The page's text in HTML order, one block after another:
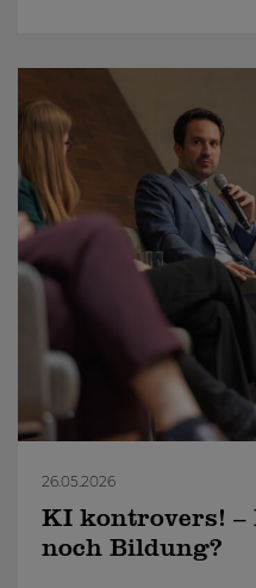
26.05.2026
KI kontrovers! –
noch Bildung?